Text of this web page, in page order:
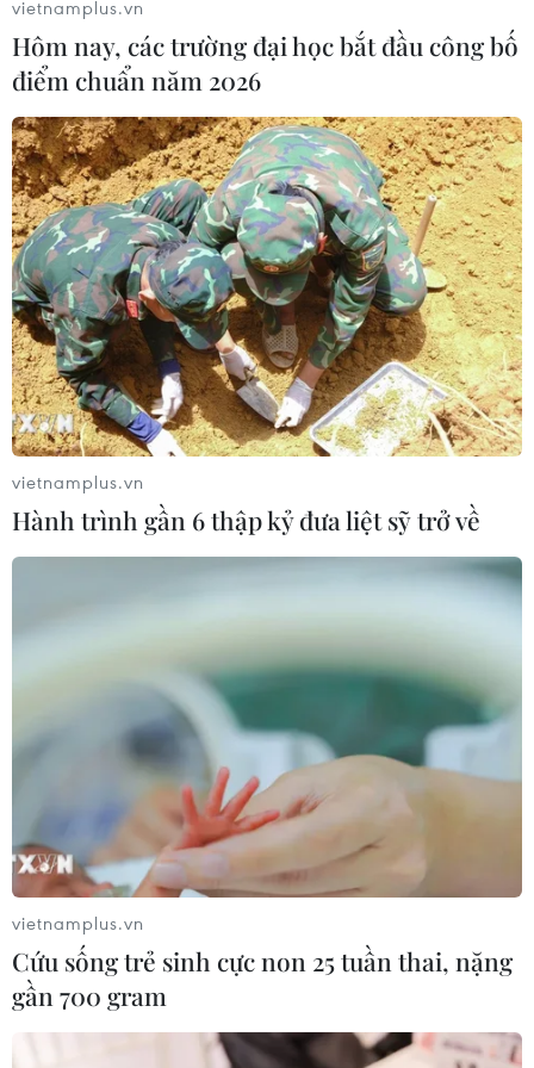
vietnamplus.vn
Hôm nay, các trường đại học bắt đầu công bố
điểm chuẩn năm 2026
vietnamplus.vn
Hành trình gần 6 thập kỷ đưa liệt sỹ trở về
vietnamplus.vn
Cứu sống trẻ sinh cực non 25 tuần thai, nặng
gần 700 gram